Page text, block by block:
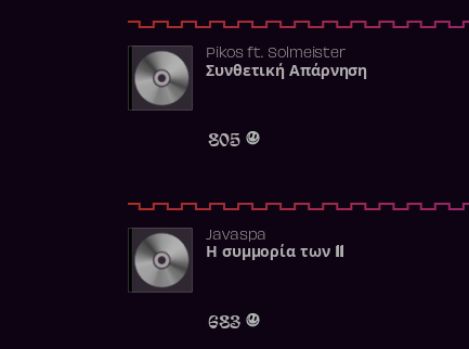
Pikosft. Solmeister
Συνθετική Απάρνηση
805
Javaspa
Η συμμορία των 11
683